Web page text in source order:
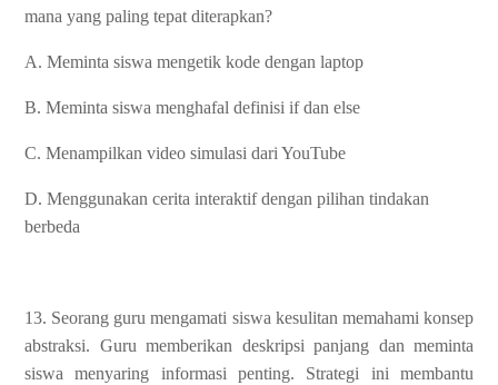
mana yang paling tepat diterapkan?
A. Meminta siswa mengetik kode dengan laptop
B. Meminta siswa menghafal definisi if dan else
C. Menampilkan video simulasi dari YouTube
D. Menggunakan cerita interaktif dengan pilihan tindakan
berbeda
13. Seorang guru mengamati siswa kesulitan memahami konsep
abstraksi. Guru memberikan deskripsi panjang dan meminta
siswa menyaring informasi penting. Strategi ini membantu